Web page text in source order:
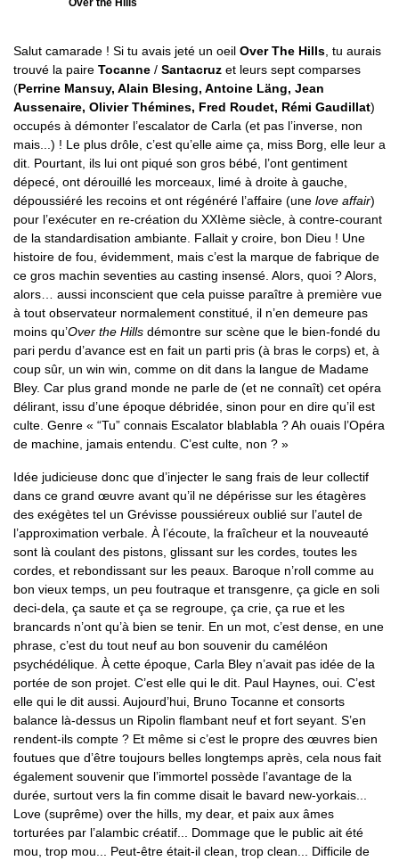
Over the Hills
Salut camarade ! Si tu avais jeté un oeil Over The Hills , tu aurais
trouvé la paire Tocanne / Santacruz et leurs sept comparses
(Perrine Mansuy, Alain Blesing, Antoine Läng, Jean
Aussenaire, Olivier Thémines, Fred Roudet, Rémi Gaudillat)
occupés à démonter l’escalator de Carla (et pas l’inverse, non
mais...) ! Le plus drôle, c’est qu’elle aime ça, miss Borg, elle leur a
dit. Pourtant, ils lui ont piqué son gros bébé, l’ont gentiment
dépecé, ont dérouillé les morceaux, limé à droite à gauche,
dépoussiéré les recoins et ont régénéré l’affaire (une love affair)
pour l’exécuter en re-création du XXIème siècle, à contre-courant
de la standardisation ambiante. Fallait y croire, bon Dieu ! Une
histoire de fou, évidemment, mais c’est la marque de fabrique de
ce gros machin seventies au casting insensé. Alors, quoi ? Alors,
alors… aussi inconscient que cela puisse paraître à première vue
à tout observateur normalement constitué, il n’en demeure pas
moins qu’Over the Hills démontre sur scène que le bien-fondé du
pari perdu d’avance est en fait un parti pris (à bras le corps) et, à
coup sûr, un win win, comme on dit dans la langue de Madame
Bley. Car plus grand monde ne parle de (et ne connaît) cet opéra
délirant, issu d’une époque débridée, sinon pour en dire qu’il est
culte. Genre « “Tu” connais Escalator blablabla ? Ah ouais l’Opéra
de machine, jamais entendu. C’est culte, non ? »
Idée judicieuse donc que d’injecter le sang frais de leur collectif
dans ce grand œuvre avant qu’il ne dépérisse sur les étagères
des exégètes tel un Grévisse poussiéreux oublié sur l’autel de
l’approximation verbale. À l’écoute, la fraîcheur et la nouveauté
sont là coulant des pistons, glissant sur les cordes, toutes les
cordes, et rebondissant sur les peaux. Baroque n’roll comme au
bon vieux temps, un peu foutraque et transgenre, ça gicle en soli
deci-dela, ça saute et ça se regroupe, ça crie, ça rue et les
brancards n’ont qu’à bien se tenir. En un mot, c’est dense, en une
phrase, c’est du tout neuf au bon souvenir du caméléon
psychédélique. À cette époque, Carla Bley n’avait pas idée de la
portée de son projet. C’est elle qui le dit. Paul Haynes, oui. C’est
elle qui le dit aussi. Aujourd’hui, Bruno Tocanne et consorts
balance là-dessus un Ripolin flambant neuf et fort seyant. S’en
rendent-ils compte ? Et même si c’est le propre des œuvres bien
foutues que d’être toujours belles longtemps après, cela nous fait
également souvenir que l’immortel possède l’avantage de la
durée, surtout vers la fin comme disait le bavard new-yorkais...
Love (suprême) over the hills, my dear, et paix aux âmes
torturées par l’alambic créatif... Dommage que le public ait été
mou, trop mou... Peut-être était-il clean, trop clean... Difficile de